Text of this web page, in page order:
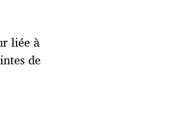
liée à
de